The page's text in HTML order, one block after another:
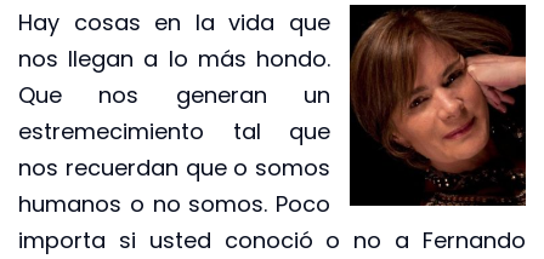
Hay cosas en la vida que
nos llegan a lo más hondo.
Que nos generan un
estremecimiento tal que
nos recuerdan que o somos
humanos o no somos. Poco
importa si usted conoció o no a Fernando